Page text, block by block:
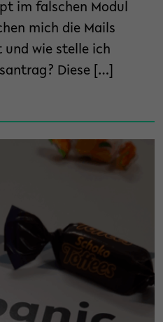
im falschen Modul
mich die Mails
und wie stelle ich
Diese […]